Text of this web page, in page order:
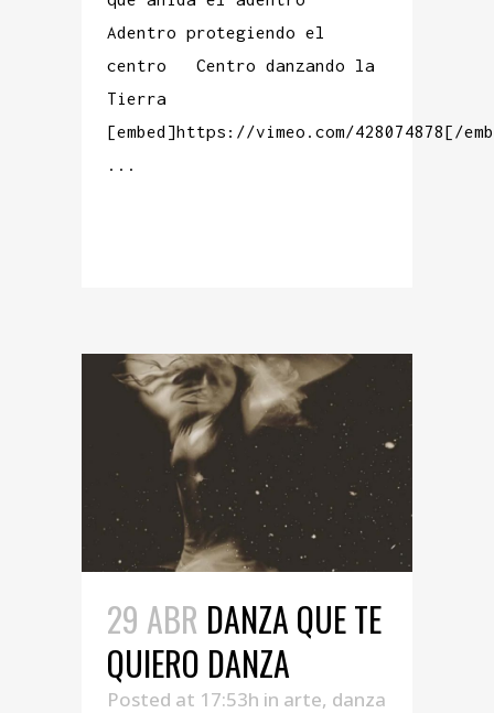
Adentro protegiendo el
centro Centro danzando la
Tierra
[embed]https://vimeo.com/428074878[/
...
29 ABR DANZA QUE TE
QUIERO DANZA
Posted at 17:53h in arte, danza